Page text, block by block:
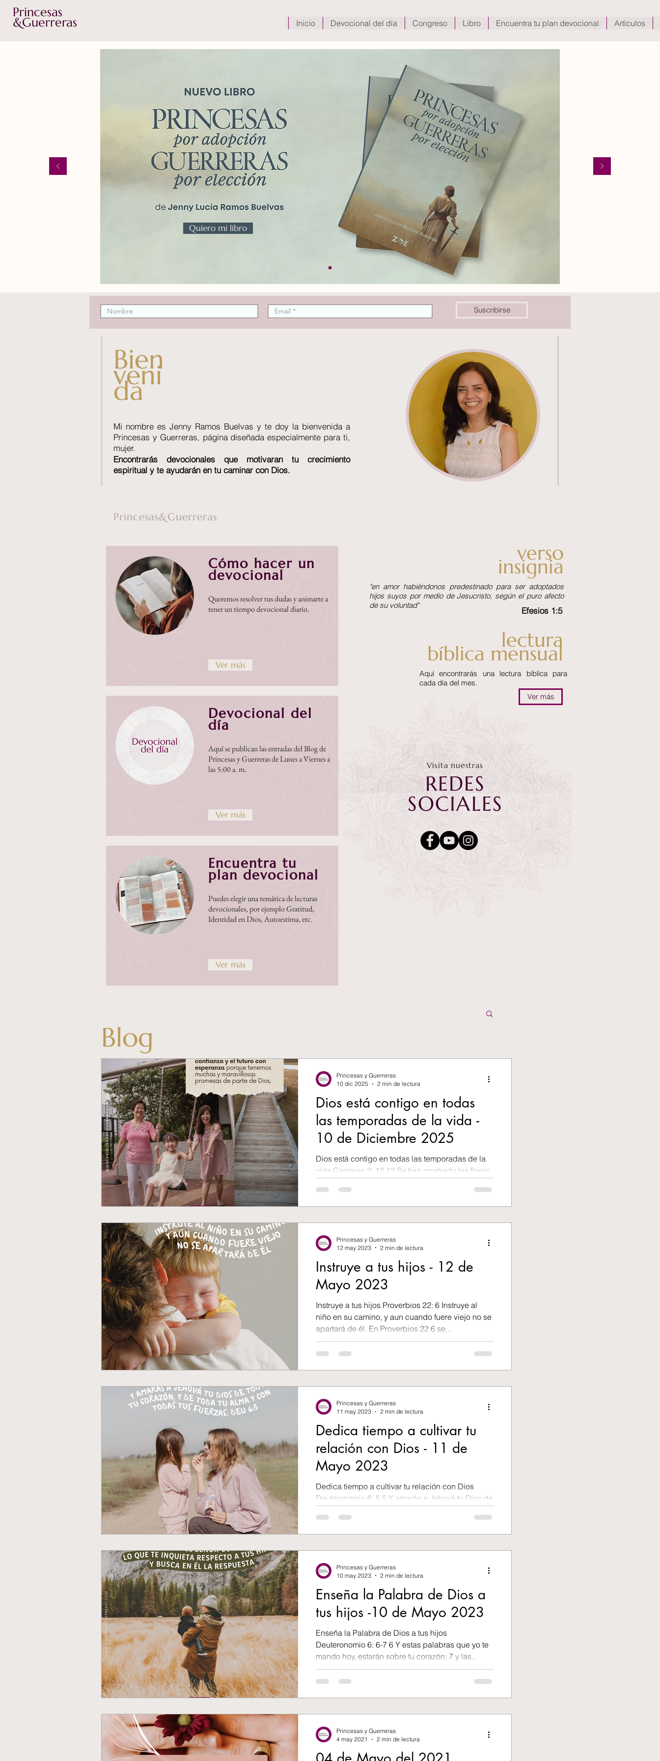
Princesas
&Guerreras Inicio Devocional del día Congreso Libro Encuentra tu plan devocional Artículos
Quiero mi libro
Suscribirse
Bien
veni
da
Mi nombre es Jenny Ramos Buelvas y te doy la bienvenida a
Princesas y Guerreras, página diseñada especialmente para ti,
mujer.
Encontrarás devocionales que motivaran tu crecimiento
espiritual y te ayudarán en tu caminar con Dios.
Princesas&Guerreras
Cómo hacer un
devocional
Queremos resolver tus dudas y animarte a
tener un tiempo devocional diario.
Ver más
Devocional del
día
Aquí se publican las entradas del Blog de
Princesas y Guerreras de Lunes a Viernes a
las 5:00 a. m.
Ver más
Encuentra tu
plan devocional
Puedes elegir una temática de lecturas
devocionales, por ejemplo Gratitud,
Identidad en Dios, Autoestima, etc.
Ver más
verso
insignia
"en amor habiéndonos predestinado para ser adoptados
hijos suyos por medio de Jesucristo, según el puro afecto
de su voluntad"
Efesios 1:5
lectura
bíblica mensual
Visita nuestras
REDES
SOCIALES
Ver más
Aquí encontrarás una lectura bíblica para
cada día del mes.
Dios está contigo en todas
las temporadas de la vida -
10 de Diciembre 2025
Dios está contigo en todas las temporadas de la
vida Cantares 2: 12 12 Se han mostrado las flores
en nuestro país se ha oído la voz de la tórtola. En
la vida las cosas cambian, como las estaciones
las flores de colores. A menudo podemos sentir
que estamos en un momento de sequía espiritual,
pero Dios siempre está trabajando en nuestras
Princesas y Guerreras
10 dic 2025
2 min de lectura
Instruye a tus hijos - 12 de
Mayo 2023
Instruye a tus hijos Proverbios 22: 6 Instruye al
niño en su camino, y aun cuando fuere viejo no se
apartará de él. En Proverbios 22 6 se...
Princesas y Guerreras
12 may 2023
2 min de lectura
Dedica tiempo a cultivar tu
relación con Dios - 11 de
Mayo 2023
Dedica tiempo a cultivar tu relación con Dios
Deuteronomio 6: 5 5 Y amarás a Jehová tu Dios de
Princesas y Guerreras
11 may 2023
2 min de lectura
Enseña la Palabra de Dios a
tus hijos -10 de Mayo 2023
Enseña la Palabra de Dios a tus hijos
Deuteronomio 6: 6-7 6 Y estas palabras que yo te
mando hoy, estarán sobre tu corazón; 7 y las...
Princesas y Guerreras
10 may 2023
2 min de lectura
Princesas y Guerreras
4 may 2021
2 min de lectura
Blog